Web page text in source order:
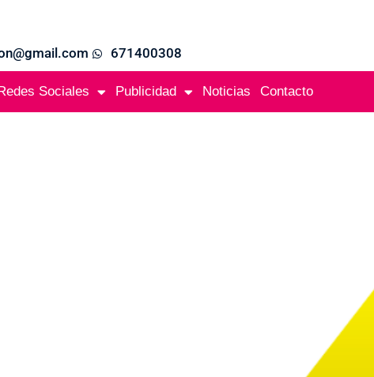
671400308
Sociales Publicidad Noticias Contacto